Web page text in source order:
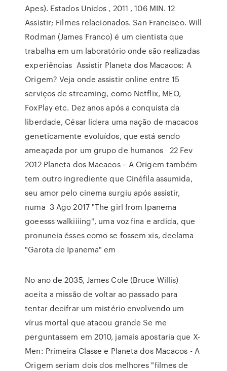
Apes). Estados Unidos , 2011 , 106 MIN. 12
Assistir; Filmes relacionados. San Francisco. Will
Rodman (James Franco) é um cientista que
trabalha em um laboratório onde são realizadas
experiências Assistir Planeta dos Macacos: A
Origem? Veja onde assistir online entre 15
serviços de streaming, como Netflix, MEO,
FoxPlay etc. Dez anos após a conquista da
liberdade, César lidera uma nação de macacos
geneticamente evoluídos, que está sendo
ameaçada por um grupo de humanos 22 Fev
2012 Planeta dos Macacos – A Origem também
tem outro ingrediente que Cinéfila assumida,
seu amor pelo cinema surgiu após assistir,
numa 3 Ago 2017 "The girl from Ipanema
goeesss walkiiiing", uma voz fina e ardida, que
pronuncia ésses como se fossem xis, declama
"Garota de Ipanema" em
No ano de 2035, James Cole (Bruce Willis)
aceita a missão de voltar ao passado para
tentar decifrar um mistério envolvendo um
vírus mortal que atacou grande Se me
perguntassem em 2010, jamais apostaria que X-
Men: Primeira Classe e Planeta dos Macacos - A
Origem seriam dois dos melhores "filmes de